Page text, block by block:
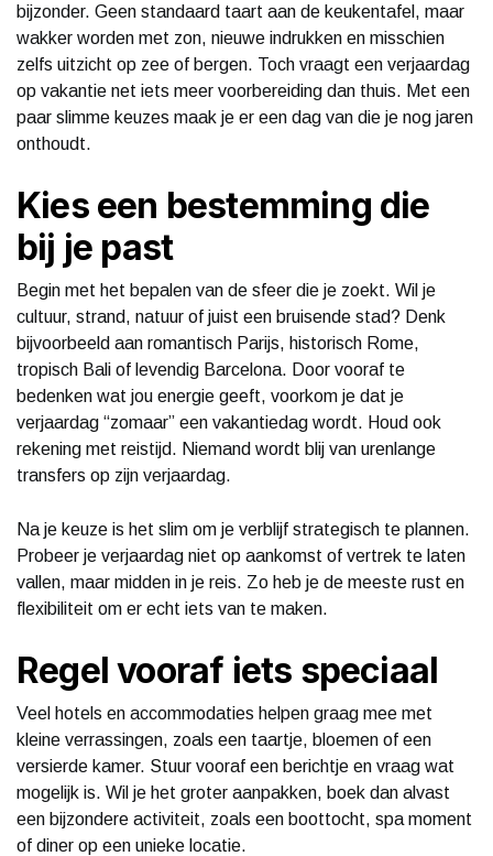
bijzonder. Geen standaard taart aan de keukentafel, maar
wakker worden met zon, nieuwe indrukken en misschien
zelfs uitzicht op zee of bergen. Toch vraagt een verjaardag
op vakantie net iets meer voorbereiding dan thuis. Met een
paar slimme keuzes maak je er een dag van die je nog jaren
onthoudt.
Kies een bestemming die
bij je past
Begin met het bepalen van de sfeer die je zoekt. Wil je
cultuur, strand, natuur of juist een bruisende stad? Denk
bijvoorbeeld aan romantisch Parijs, historisch Rome,
tropisch Bali of levendig Barcelona. Door vooraf te
bedenken wat jou energie geeft, voorkom je dat je
verjaardag “zomaar” een vakantiedag wordt. Houd ook
rekening met reistijd. Niemand wordt blij van urenlange
transfers op zijn verjaardag.
Na je keuze is het slim om je verblijf strategisch te plannen.
Probeer je verjaardag niet op aankomst of vertrek te laten
vallen, maar midden in je reis. Zo heb je de meeste rust en
flexibiliteit om er echt iets van te maken.
Regel vooraf iets speciaal
Veel hotels en accommodaties helpen graag mee met
kleine verrassingen, zoals een taartje, bloemen of een
versierde kamer. Stuur vooraf een berichtje en vraag wat
mogelijk is. Wil je het groter aanpakken, boek dan alvast
een bijzondere activiteit, zoals een boottocht, spa moment
of diner op een unieke locatie.